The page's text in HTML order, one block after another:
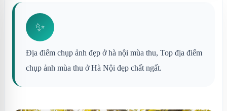
✨
Địa điểm chụp ảnh đẹp ở hà nội mùa thu, Top địa điểm
chụp ảnh mùa thu ở Hà Nội đẹp chất ngất.